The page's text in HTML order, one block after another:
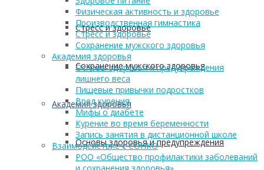
Стресс и здоровье
Сохранение мужского здоровья
Академия здоровья
Основы здоровья и предупреждения
Физическая активность и здоровье
Производственная гимнастика
Стресс и здоровье
Сохранение мужского здоровья
Академия здоровья
Основы здоровья и предупреждения
лишнего веса
Пищевые привычки подростков
Вред курения
Мифы о диабете
Курение во время беременности
Запись занятия в дистанционной школе
Взаимодействие с СОНКО
РОО «Общество профилактики заболеваний